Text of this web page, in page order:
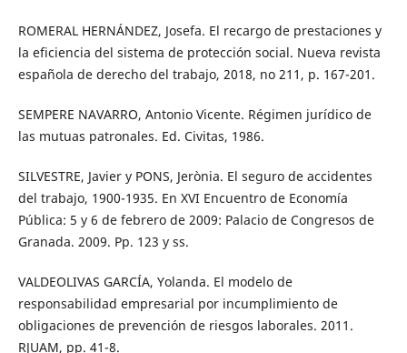
ROMERAL HERNÁNDEZ, Josefa. El recargo de prestaciones y
la eficiencia del sistema de protección social. Nueva revista
española de derecho del trabajo, 2018, no 211, p. 167-201.
SEMPERE NAVARRO, Antonio Vicente. Régimen jurídico de
las mutuas patronales. Ed. Civitas, 1986.
SILVESTRE, Javier y PONS, Jerònia. El seguro de accidentes
del trabajo, 1900-1935. En XVI Encuentro de Economía
Pública: 5 y 6 de febrero de 2009: Palacio de Congresos de
Granada. 2009. Pp. 123 y ss.
VALDEOLIVAS GARCÍA, Yolanda. El modelo de
responsabilidad empresarial por incumplimiento de
obligaciones de prevención de riesgos laborales. 2011.
RJUAM, pp. 41-8.